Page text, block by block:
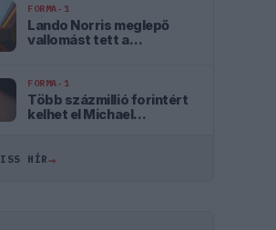
Aston Martinnal
FORMA-1
Lando Norris meglepő
vallomást tett a
FORMA-1
Több százmillió forintért
kelhet el Michael
HÍR→